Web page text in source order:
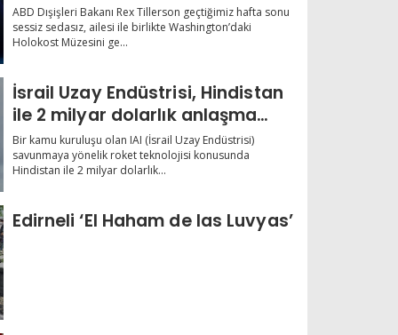
ABD Dışişleri Bakanı Rex Tillerson geçtiğimiz hafta sonu
sessiz sedasız, ailesi ile birlikte Washington’daki
Holokost Müzesini ge...
İsrail Uzay Endüstrisi, Hindistan
ile 2 milyar dolarlık anlaşma
imzaladı
Bir kamu kuruluşu olan IAI (İsrail Uzay Endüstrisi)
savunmaya yönelik roket teknolojisi konusunda
Hindistan ile 2 milyar dolarlık...
Edirneli ‘El Haham de las Luvyas’